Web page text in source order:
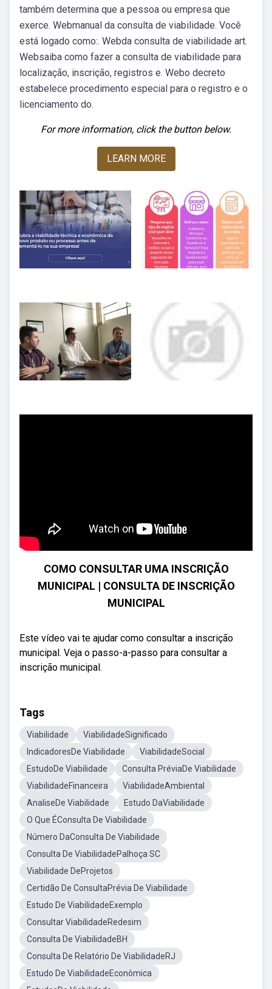
também determina que a pessoa ou empresa que
exerce. Webmanual da consulta de viabilidade. Você
está logado como:. Webda consulta de viabilidade art.
Websaiba como fazer a consulta de viabilidade para
localização, inscrição, registros e. Webo decreto
estabelece procedimento especial para o registro e o
licenciamento do.
For more information, click the button below.
LEARN MORE
COMO CONSULTAR UMA INSCRIÇÃO
MUNICIPAL | CONSULTA DE INSCRIÇÃO
MUNICIPAL
Este vídeo vai te ajudar como consultar a inscrição
municipal. Veja o passo-a-passo para consultar a
inscrição municipal.
Tags
Viabilidade
ViabilidadeSignificado
IndicadoresDe Viabilidade
ViabilidadeSocial
EstudoDe Viabilidade
Consulta PréviaDe Viabilidade
ViabilidadeFinanceira
ViabilidadeAmbiental
AnaliseDe Viabilidade
Estudo DaViabilidade
O Que ÉConsulta De Viabilidade
Número DaConsulta De Viabilidade
Consulta De ViabilidadePalhoça SC
Viabilidade DeProjetos
Certidão De ConsultaPrévia De Viabilidade
Estudo De ViabilidadeExemplo
Consultar ViabilidadeRedesim
Consulta De ViabilidadeBH
Consulta De Relatório De ViabilidadeRJ
Estudo De ViabilidadeEconômica